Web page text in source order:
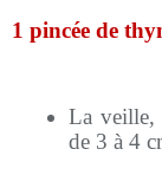
1 pincée de
La veille,
de 3 à 4